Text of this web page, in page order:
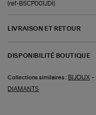
(ref-B5CP001JDI)
LIVRAISON ET RETOUR
DISPONIBILITÉ BOUTIQUE
Collections similaires : BIJOUX -
DIAMANTS